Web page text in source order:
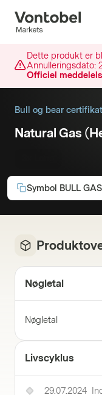
Dette produkt er
Annulleringsdato:
Officiel
Bull og bear
Natural Gas
Symbol BULL
Nøgletal
Nøgletal
Livscyklus
29.07.2024